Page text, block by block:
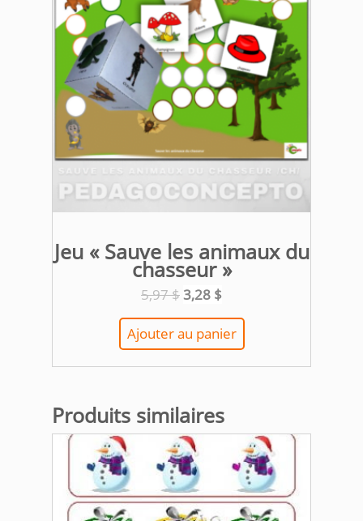
Jeu « Sauve les animaux du
chasseur »
5,97$ Le
prix
initial
était :
5,97 $.
3,28 $Le
actuel
est :
3,28 $.
Ajouter au panier
Produits similaires